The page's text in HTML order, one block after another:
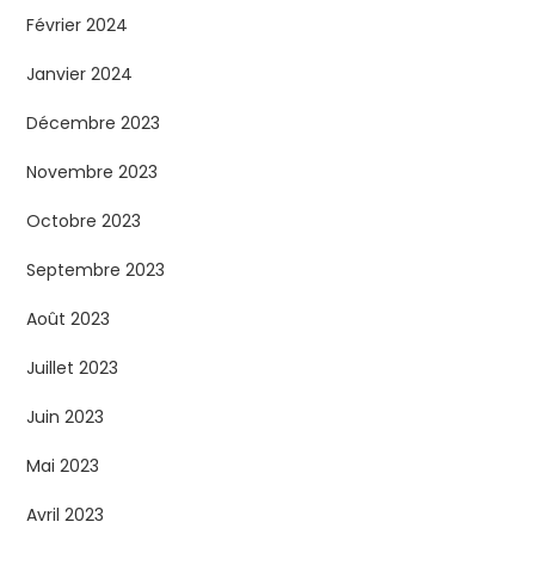
Février 2024
Janvier 2024
Décembre 2023
Novembre 2023
Octobre 2023
Septembre 2023
Août 2023
Juillet 2023
Juin 2023
Mai 2023
Avril 2023